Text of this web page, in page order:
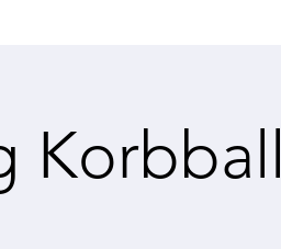
Korbball